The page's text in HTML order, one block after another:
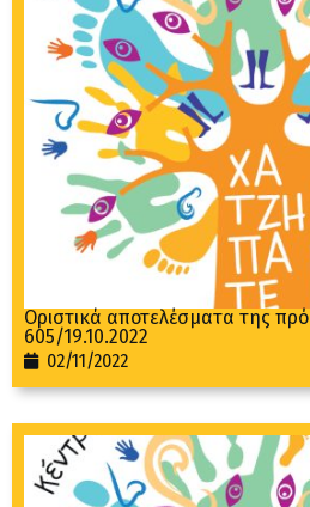
Oριστικά αποτελέσματα της
605/19.10.2022
02/11/2022